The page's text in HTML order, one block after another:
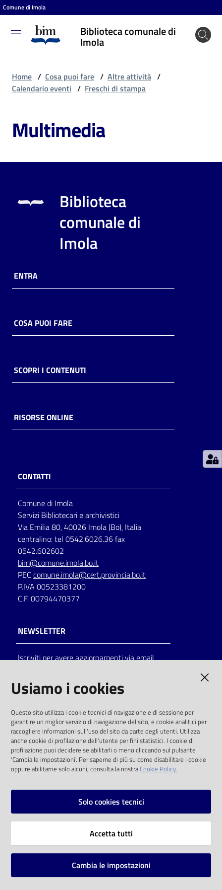
Vai al contenuto
Vai alla navigazione
Vai al footer
Comune di Imola
Biblioteca comunale di
Imola
Biblioteca
comunale
puoi
Risorse
online
Casa
Piani
storico
per
lettura
Seguici
su
Catalogo
on line
Eventi
Chiedi al
bibliotecario
Home / Cosa puoi fare / Altre attività /
Calendario eventi / Freschi di stampa
Multimedia
Biblioteca
comunale di
Imola
ENTRA
COSA PUOI FARE
SCOPRI I CONTENUTI
RISORSE ONLINE
CONTATTI
Comune di Imola
Servizi Bibliotecari e archivistici
Via Emilia 80, 40026 Imola (Bo), Italia
centralino: tel 0542.6026.36 fax
0542.602602
bim@comune.imola.bo.it
PEC comune.imola@cert.provincia.bo.it
P.IVA 00523381200
C.F. 00794470377
NEWSLETTER
Iscriviti per avere aggiornamenti via email
solo alle condizioni previste dalla direttiva
comunitaria 2003/98/CE e dal d.lgs. 36/2006
SOCIAL
Instagram
Vai alla pagina
Mappa del sito
Usiamo i cookies
Questo sito utilizza i cookie tecnici di navigazione e di sessione per
garantire un miglior servizio di navigazione del sito, e cookie analitici per
raccogliere informazioni sull'uso del sito da parte degli utenti. Utilizza
anche cookie di profilazione dell'utente per fini statistici. I cookie di
profilazione puoi decidere se abilitarli o meno cliccando sul pulsante
'Cambia le impostazioni'. Per saperne di più su come disabilitare i cookie
oppure abilitarne solo alcuni, consulta la nostraCookie Policy.
Solo cookies tecnici
Accetta tutti
Cambia le impostazioni